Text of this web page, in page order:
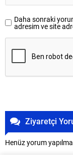
Daha sonraki
adresim ve site
Ziyaretçi
Henüz yorum